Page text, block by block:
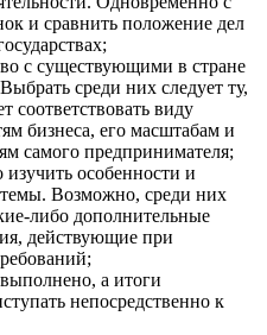
и сравнить положение дел
с существующими в стране
среди них следует ту,
соответствовать виду
бизнеса, его масштабам и
самого предпринимателя;
особенности и
Возможно, среди них
либо дополнительные
действующие при
а итоги
непосредственно к